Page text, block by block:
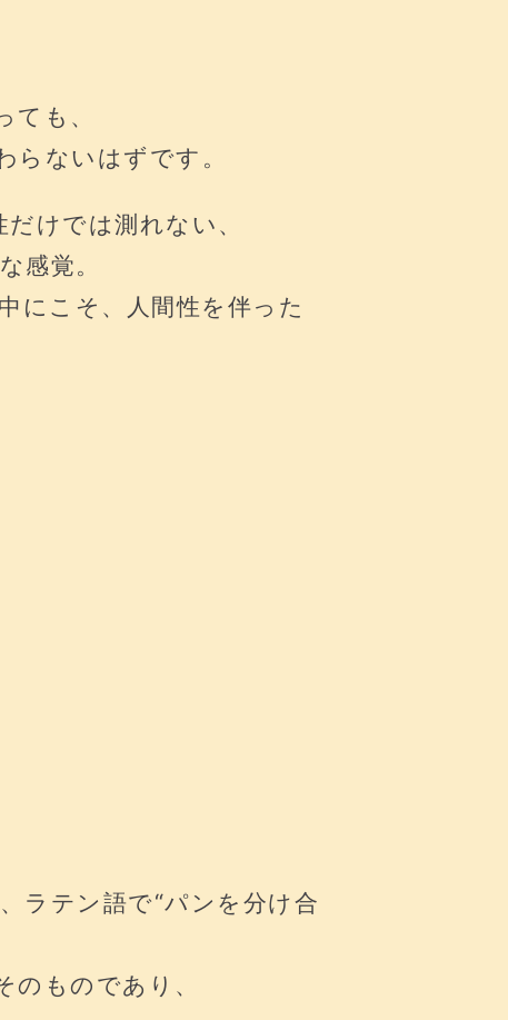
も、
らないはずです。
けでは測れない、
感覚。
にこそ、人間性を伴った
ラテン語で“パンを分け合
ものであり、